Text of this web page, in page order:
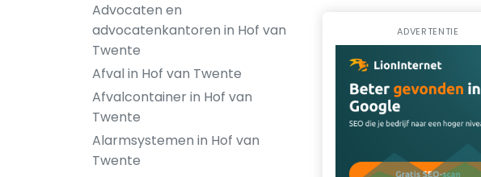
Advocaten en
advocatenkantoren in Hof van
Twente
Afval in Hof van Twente
Afvalcontainer in Hof van
Twente
Alarmsystemen in Hof van
Twente
ADVERTENTIE